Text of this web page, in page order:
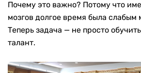
Почему это важно? Потому что
мозгов долгое время была слабым
Теперь задача — не просто
талант.